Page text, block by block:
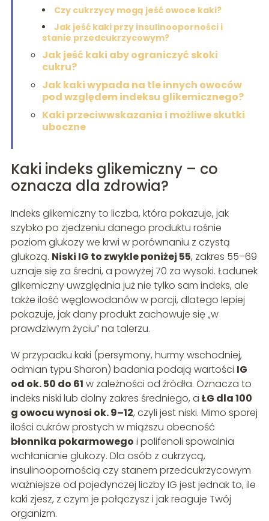
Czy cukrzycy mogą jeść owoce kaki?
Jak jeść kaki przy insulinooporności i
stanie przedcukrzycowym?
Jak jeść kaki aby ograniczyć skoki
cukru?
Jak kaki wypada na tle innych owoców
pod względem indeksu glikemicznego?
Kaki przeciwwskazania i możliwe skutki
uboczne
Kaki indeks glikemiczny – co
oznacza dla zdrowia?
Indeks glikemiczny to liczba, która pokazuje, jak
szybko po zjedzeniu danego produktu rośnie
poziom glukozy we krwi w porównaniu z czystą
glukozą. Niski IG to zwykle poniżej 55, zakres 55–69
uznaje się za średni, a powyżej 70 za wysoki. Ładunek
glikemiczny uwzględnia już nie tylko sam indeks, ale
także ilość węglowodanów w porcji, dlatego lepiej
pokazuje, jak dany produkt zachowuje się „w
prawdziwym życiu” na talerzu.
W przypadku kaki (persymony, hurmy wschodniej,
odmian typu Sharon) badania podają wartości IG
od ok. 50 do 61 w zależności od źródła. Oznacza to
indeks niski lub dolny zakres średniego, a ŁG dla 100
g owocu wynosi ok. 9–12, czyli jest niski. Mimo sporej
ilości cukrów prostych w miąższu obecność
błonnika pokarmowego i polifenoli spowalnia
wchłanianie glukozy. Dla osób z cukrzycą,
insulinoopornością czy stanem przedcukrzycowym
ważniejsze od pojedynczej liczby IG jest jednak to, ile
kaki zjesz, z czym je połączysz i jak reaguje Twój
organizm.